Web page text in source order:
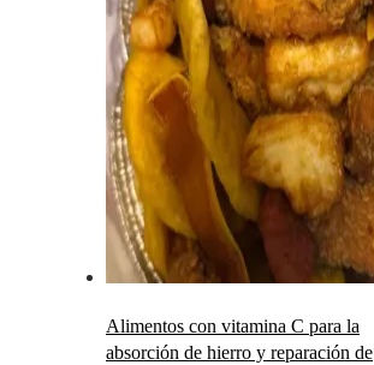
Alimentos con vitamina C para la
absorción de hierro y reparación de